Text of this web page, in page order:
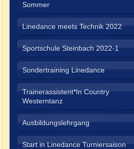
Sommer
Linedance meets Technik 2022
Sportschule Steinbach 2022-1
Sondertraining Linedance
Trainerassistent*In Country
Westerntanz
Ausbildungslehrgang
Start in Linedance Turniersaison